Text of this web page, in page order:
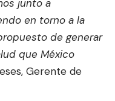
junto a
en torno a la
de generar
que México
Gerente de